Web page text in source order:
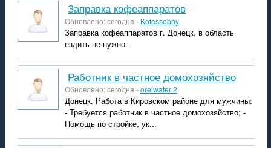
Заправка кофеаппаратов
Обновлено: сегодня - Kofessoboy
Заправка кофеаппаратов г. Донецк, в область
ездить не нужно.
работник в частное домохозяйство
Обновлено: сегодня -orelwater 2
Донецк. Работа в Кировском районе для мужчины:
- Требуется работник в частное домохозяйство; -
Помощь по стройке, ук...